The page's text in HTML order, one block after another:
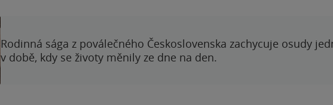
Rodinná sága z poválečného Československa zachycuje osudy
v době, kdy se životy měnily ze dne na den.